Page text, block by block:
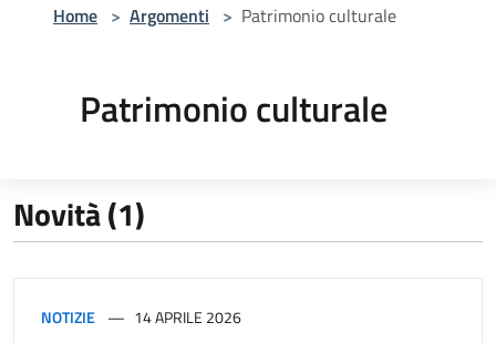
Home > Argomenti > Patrimonio culturale
Patrimonio culturale
Novità (1)
NOTIZIE 14 APRILE 2026